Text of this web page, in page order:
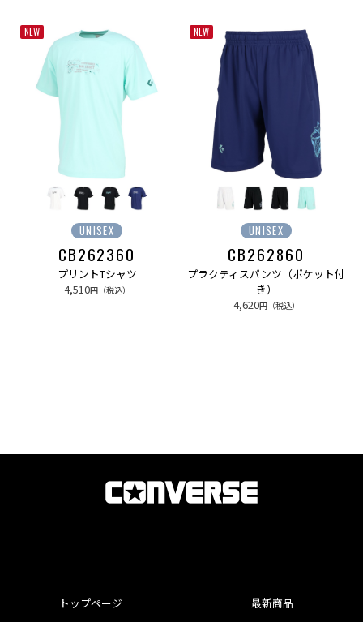
NEW
UNISEX
CB262360
プリントTシャツ
4,510円（税込）
NEW
UNISEX
CB262860
プラクティスパンツ（ポケット付
き）
4,620円（税込）
トップページ 最新商品